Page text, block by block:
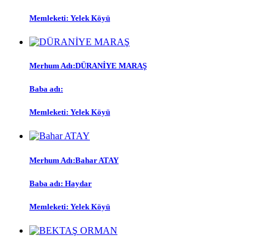
Memleketi: Yelek Köyü
Merhum Adı:DÜRANİYE MARAŞ
Baba adı:
Memleketi: Yelek Köyü
Merhum Adı:Bahar ATAY
Baba adı: Haydar
Memleketi: Yelek Köyü